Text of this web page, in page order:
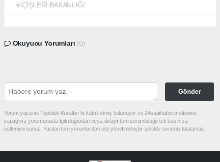
#İÇİŞLERİ BAKANLIĞI
Okuyucu Yorumları (0)
Gönder
Yorum yazarak Topluluk Kuralları’nı kabul etmiş bulunuyor ve 24saathaber.tr sitesine
yaptığınız yorumunuzla ilgili doğrudan veya dolaylı tüm sorumluluğu tek başınıza
üstleniyorsunuz. Yazılan tüm yorumlardan site yönetimi hiçbir şekilde sorumlu tutulamaz.